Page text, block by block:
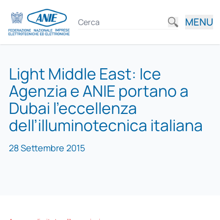
MENU
Light Middle East: Ice
Agenzia e ANIE portano a
Dubai l’eccellenza
dell’illuminotecnica italiana
28 Settembre 2015